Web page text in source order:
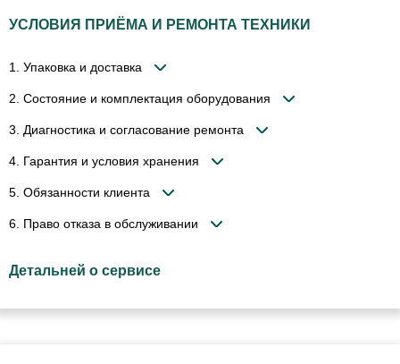
УСЛОВИЯ ПРИЁМА И РЕМОНТА ТЕХНИКИ
1. Упаковка и доставка
2. Состояние и комплектация оборудования
3. Диагностика и согласование ремонта
4. Гарантия и условия хранения
5. Обязанности клиента
6. Право отказа в обслуживании
Детальней о сервисе